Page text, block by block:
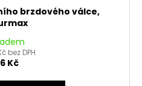
brzdového válce,
bez DPH
Kč